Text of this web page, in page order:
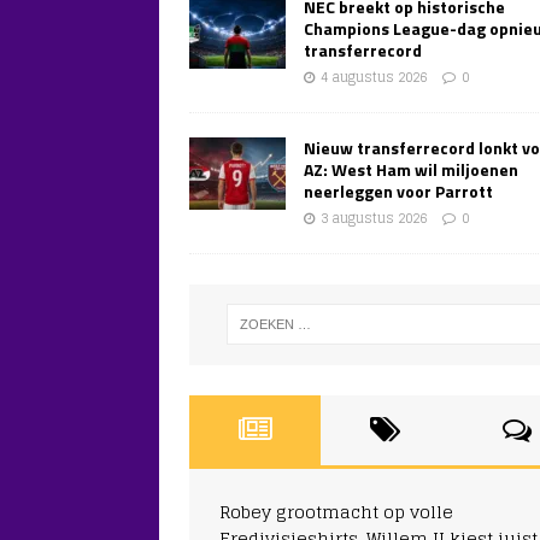
NEC breekt op historische
Champions League-dag
transferrecord
4 augustus 2026 0
Nieuw transferrecord lonkt
AZ: West Ham wil miljoenen
neerleggen voor Parrott
3 augustus 2026 0
Robey grootmacht op volle